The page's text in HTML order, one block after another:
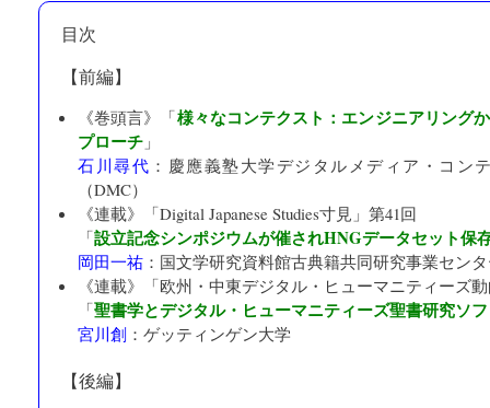
目次
【前編】
《巻頭言》「様々なコンテクスト：エンジニアリング
プローチ 」
石川尋代 ： 慶應義塾大学デジタルメディア・コン
（DMC）
《連載》「Digital Japanese Studies寸見 」第41回
「設立記念シンポジウムが催されHNGデータセット保
岡田一祐 ： 国文学研究資料館古典籍共同研究事業セン
《連載》「欧州・中東デジタル・ヒューマニティーズ
「聖書学とデジタル・ヒューマニティーズ聖書研究ソフ
宮川創 ： ゲッティンゲン大学
【後編】